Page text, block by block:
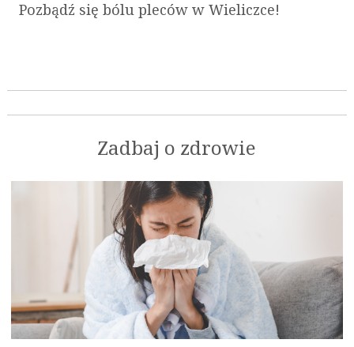
Pozbądź się bólu pleców w Wieliczce!
Zadbaj o zdrowie